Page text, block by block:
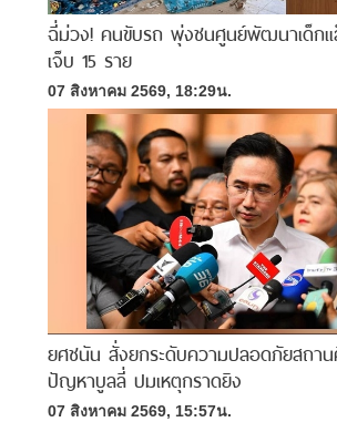
ฉี่ม่วง! คนขับรถ พุ่งชนศูนย์พัฒนาเด็กแ
เจ็บ 15 ราย
07 สิงหาคม 2569, 18:29น.
ยศชนัน สั่งยกระดับความปลอดภัยสถาน
ปัญหาบูลลี่ ปมเหตุกราดยิง
07 สิงหาคม 2569, 15:57น.